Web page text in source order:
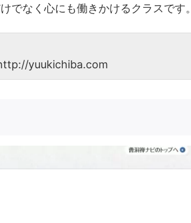
でなく心にも働きかけるクラスです。
yuukichiba.com